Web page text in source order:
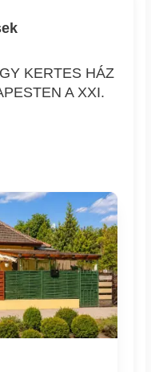
KERTES HÁZ
A XXI.